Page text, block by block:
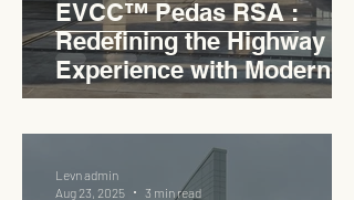
EVCC™ Pedas RSA :
Redefining the Highway
Experience with Modern
Industrial Charm
Levn admin
Aug 23, 2025
3 min read